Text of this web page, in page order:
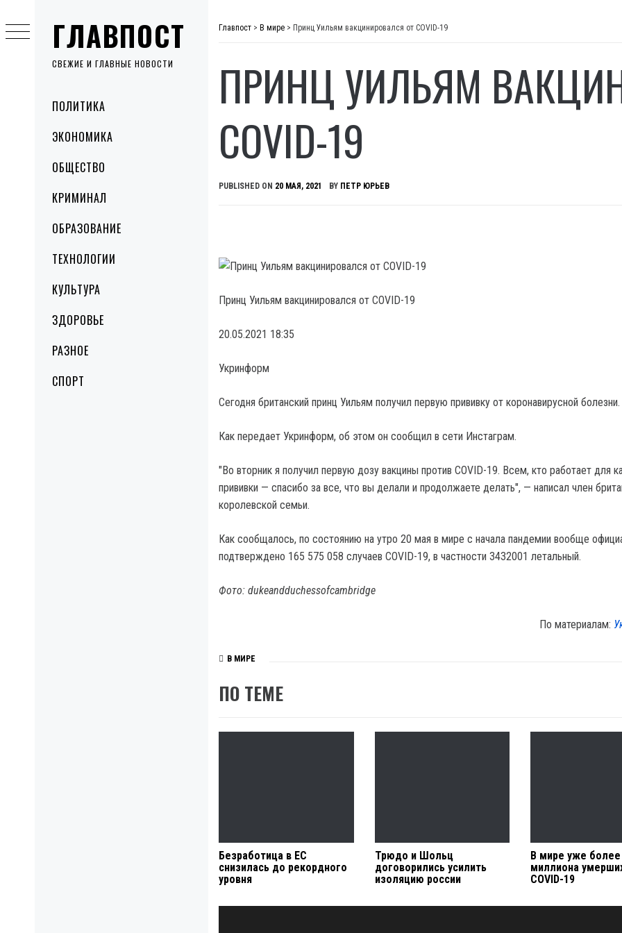
ГЛАВПОСТ
СВЕЖИЕ И ГЛАВНЫЕ НОВОСТИ
MenuПОЛИТИКА
ЭКОНОМИКА
ОБЩЕСТВО
КРИМИНАЛ
ОБРАЗОВАНИЕ
ТЕХНОЛОГИИ
КУЛЬТУРА
ЗДОРОВЬЕ
РАЗНОЕ
СПОРТ
to
content
Главпост > В мире > Принц Уильям вакцинировался от COVID-19
ПРИНЦ УИЛЬЯМ
COVID-19
PUBLISHED ON 20 МАЯ, 2021 BY ПЕТР ЮРЬЕВ
Принц Уильям вакцинировался от COVID-19
20.05.2021 18:35
Укринформ
Сегодня британский принц Уильям получил первую прививку от коронавирусной болезни.
Как передает Укринформ, об этом он сообщил в сети Инстаграм.
"Во вторник я получил первую дозу вакцины против COVID-19. Всем, кто работает для
прививки — спасибо за все, что вы делали и продолжаете делать", — написал член
королевской семьи.
Как сообщалось, по состоянию на утро 20 мая в мире с начала пандемии вообще
подтверждено 165 575 058 случаев COVID-19, в частности 3432001 летальный.
Фото: dukeandduchessofcambridge
По материалам:
В МИРЕ
ПО ТЕМЕ
Безработица в ЕС
снизилась до рекордного
уровня
Трюдо и Шольц
договорились усилить
изоляцию россии
В мире уже более
миллиона
COVID-19
Навигация